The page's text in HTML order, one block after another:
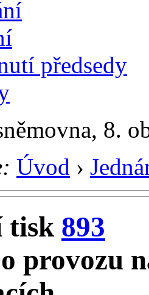
předsedy
8.
Úvod ›
tisk 893
provozu